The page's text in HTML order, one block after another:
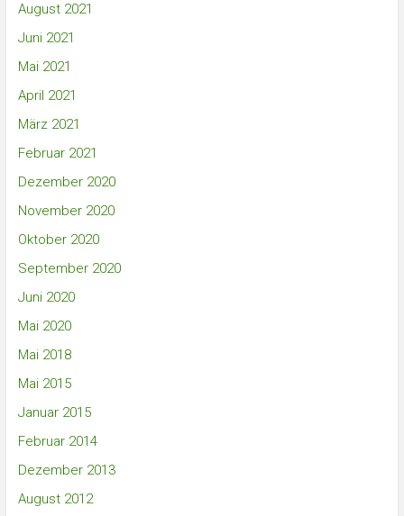
August 2021
Juni 2021
Mai 2021
April 2021
März 2021
Februar 2021
Dezember 2020
November 2020
Oktober 2020
September 2020
Juni 2020
Mai 2020
Mai 2018
Mai 2015
Januar 2015
Februar 2014
Dezember 2013
August 2012